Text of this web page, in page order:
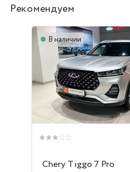
Рекомендуем
В наличии
Chery Tiggo 7 Pro